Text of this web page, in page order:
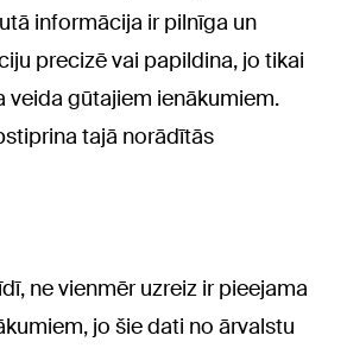
informācija ir pilnīga un
precizē vai papildina, jo tikai
gūtajiem ienākumiem.
tajā norādītās
ne vienmēr uzreiz ir pieejama
jo šie dati no ārvalstu